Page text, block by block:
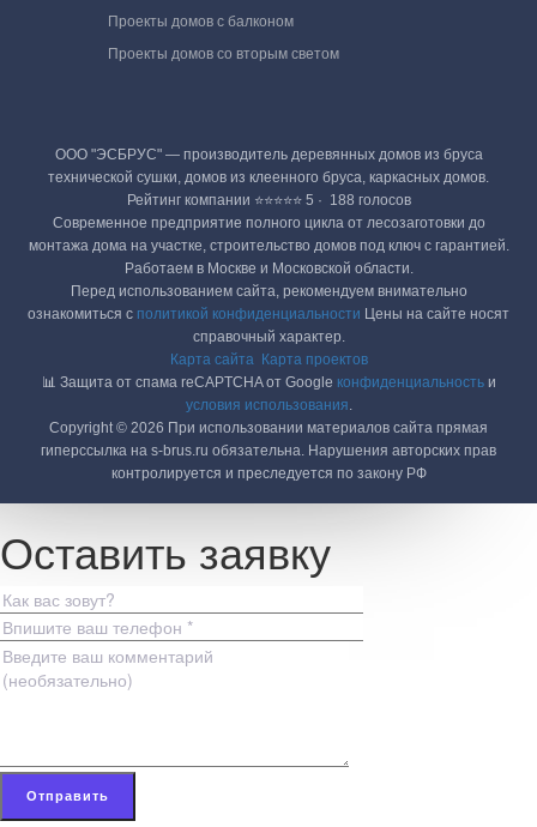
Проекты домов с балконом
Проекты домов со вторым светом
ООО "ЭСБРУС" — производитель деревянных домов из бруса
технической сушки, домов из клеенного бруса, каркасных домов.
Рейтинг компании ⭐⭐⭐⭐⭐ 5 · ‎ 188 голосов
Современное предприятие полного цикла от лесозаготовки до
монтажа дома на участке, строительство домов под ключ с гарантией.
Работаем в Москве и Московской области.
Перед использованием сайта, рекомендуем внимательно
ознакомиться с политикой конфиденциальности Цены на сайте носят
справочный характер.
Карта сайта
Карта проектов
📊 Защита от спама reCAPTCHA от Google конфиденциальностьи
условия использования.
Copyright © 2026 При использовании материалов сайта прямая
гиперссылка на s-brus.ru обязательна. Нарушения авторских прав
контролируется и преследуется по закону РФ
Оставить заявку